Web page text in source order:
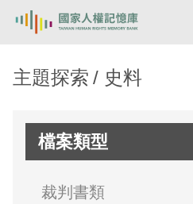
新生訓導處
主題探索 史料
檔案類型
裁判書類